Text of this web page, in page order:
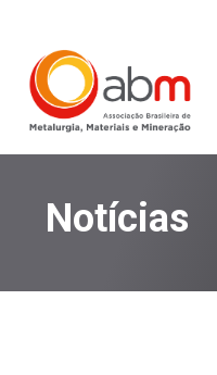
Notícias